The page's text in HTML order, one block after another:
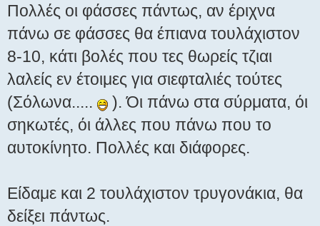
Πολλές οι φάσσες πάντως, αν έριχνα
πάνω σε φάσσες θα έπιανα τουλάχιστον
8-10, κάτι βολές που τες θωρείς τζιαι
λαλείς εν έτοιμες για σιεφταλιές τούτες
(Σόλωνα.....
). Όι πάνω στα σύρματα, όι
σηκωτές, όι άλλες που πάνω που το
αυτοκίνητο. Πολλές και διάφορες.
Είδαμε και 2 τουλάχιστον τρυγονάκια, θα
δείξει πάντως.